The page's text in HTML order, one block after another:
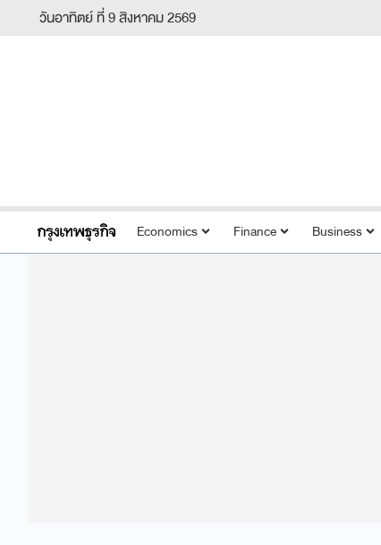
วันอาทิตย์ ที่ 9 สิงหาคม 2569
Economics Finance Business